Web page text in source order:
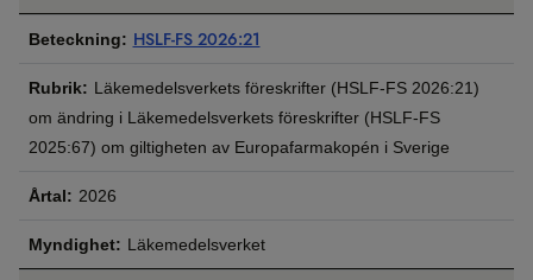
HSLF-FS 2026:21
Läkemedelsverkets föreskrifter (HSLF-‍FS 2026:21)
om ändring i Läkemedelsverkets föreskrifter (HSLF-‍FS
2025:67) om giltigheten av Europafarmakopén i Sverige
2026
Läkemedelsverket